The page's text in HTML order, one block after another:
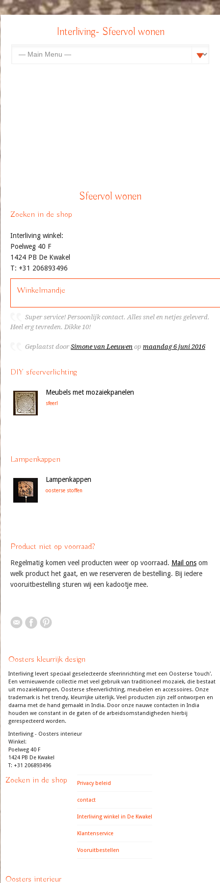
Interliving- Sfeervol wonen
Sfeervol wonen
Zoeken in de shop
Interliving winkel:
Poelweg 40 F
1424 PB De Kwakel
T: +31 206893496
Winkelmandje
Super service! Persoonlijk contact. Alles snel en netjes geleverd.
Heel erg tevreden. Dikke 10!
Geplaatst door Simone van Leeuwen op maandag 6 juni 2016
DIY sfeerverlichting
Meubels met mozaiekpanelen
sfeer!
Lampenkappen
Lampenkappen
oosterse stoffen
Product niet op voorraad?
Regelmatig komen veel producten weer op voorraad. Mail ons om
welk product het gaat, en we reserveren de bestelling. Bij iedere
vooruitbestelling sturen wij een kadootje mee.
Oosters kleurrijk design
Interliving levert speciaal geselecteerde sfeerinrichting met een Oosterse 'touch'.
Een vernieuwende collectie met veel gebruik van traditioneel mozaiek, die bestaat
uit mozaieklampen, Oosterse sfeerverlichting, meubelen en accessoires. Onze
trademark is het trendy, kleurrijke uiterlijk. Veel producten zijn zelf ontworpen en
daarna met de hand gemaakt in India. Door onze nauwe contacten in India
houden we constant in de gaten of de arbeidsomstandigheden hierbij
gerespecteerd worden.
Interliving - Oosters interieur
Winkel:
Poelweg 40 F
1424 PB De Kwakel
T: +31 206893496
Zoeken in de shop Privacy beleid
contact
Interliving winkel in De Kwakel
Klantenservice
Vooruitbestellen
Oosters interieur